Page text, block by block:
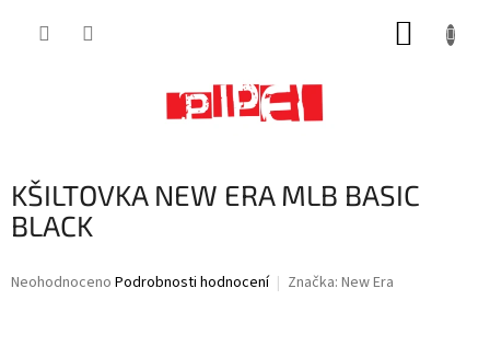
KŠILTOVKA NEW ERA MLB BASIC
BLACK
Průměrné
Neohodnoceno Podrobnosti hodnocení Značka: New Era